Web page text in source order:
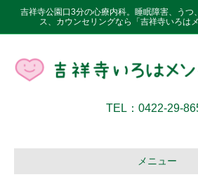
吉祥寺公園口3分の心療内科。睡眠障害、うつ
ス、カウンセリングなら「吉祥寺いろは
TEL：0422-29-
メニュー